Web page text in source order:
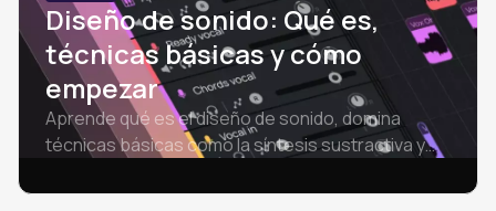
Diseño de sonido: Qué es,
técnicas básicas y cómo
empezar
Aprende qué es el diseño de sonido, domina
técnicas básicas como la síntesis sustractiva y
trabajo práctico para empezar.